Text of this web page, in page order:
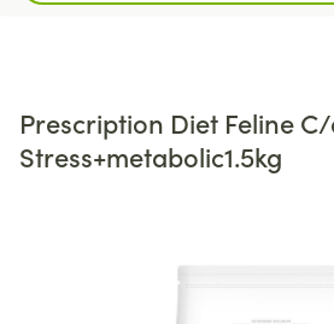
Prescription Diet Feline
Stress+metabolic1.5kg